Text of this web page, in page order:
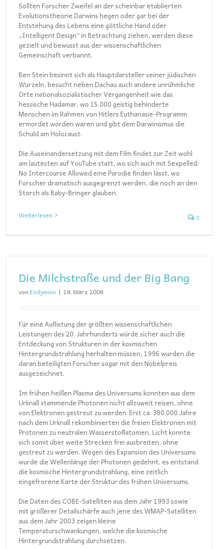
Sollten Forscher Zweifel an der scheinbar etablierten
Evolutionstheorie Darwins hegen oder gar bei der
Entstehung des Lebens eine göttliche Hand oder
„Intelligent Design“ in Betrachtung ziehen, werden diese
gezielt und bewusst aus der wissenschaftlichen
Gemeinschaft verbannt.
Ben Stein besinnt sich als Hauptdarsteller seiner jüdischen
Wurzeln, besucht neben Dachau auch andere unrühmliche
Orte nationalsozialistischer Vergangenheit wie das
hessische Hadamar, wo 15.000 geistig behinderte
Menschen im Rahmen von Hitlers Euthanasie-Programm
ermordet worden waren und gibt dem Darwinismus die
Schuld am Holocaust.
Die Auseinandersetzung mit dem Film findet zur Zeit wohl
am lautesten auf YouTube statt, wo sich auch mit Sexpelled:
No Intercourse Allowed eine Parodie finden lässt, wo
Forscher dramatisch ausgegrenzt werden, die noch an den
Storch als Baby-Bringer glauben.
Weiterlesen 3
Die Milchstraße und der Big Bang
von Endymion | 18. März 2008
Für eine Auflistung der größten wissenschaftlichen
Leistungen des 20. Jahrhunderts würde sicher auch die
Entdeckung von Strukturen in der kosmischen
Hintergrundstrahlung herhalten müssen, 1996 wurden die
daran beteiligten Forscher sogar mit den Nobelpreis
ausgezeichnet.
Im frühen heißen Plasma des Universums konnten aus dem
Urknall stammende Photonen nicht allzuweit reisen, ohne
von Elektronen gestreut zu werden. Erst ca. 380.000 Jahre
nach dem Urknall rekombinierten die freien Elektronen mit
Protonen zu neutralen Wasserstoffatomen, Licht konnte
sich somit über weite Strecken frei ausbreiten, ohne
gestreut zu werden. Wegen des Expansion des Universums
wurde die Wellenlänge der Photonen gedehnt, es entstand
die kosmische Hintergrundstrahlung, eine zeitlich
eingefrorene Karte der Struktur des frühen Universums.
Die Daten des COBE-Satelliten aus dem Jahr 1993 sowie
mit größerer Detailschärfe auch jene des WMAP-Satelliten
aus dem Jahr 2003 zeigen kleine
Temperaturschwankungen, welche die kosmische
Hintergrundstrahlung durchsetzen.